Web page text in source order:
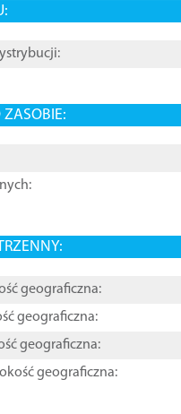
ZASOBIE:
geograficzna:
geograficzna:
geograficzna:
geograficzna: